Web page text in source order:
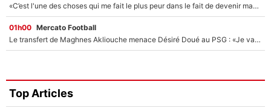
«C’est l'une des choses qui me fait le plus peur dans le fait de devenir maman» : En couple avec Antoine Dupont, Iris Mittenaere s'inquiète déjà pour ses futurs enfants !
01h00 Mercato Football
Le transfert de Maghnes Akliouche menace Désiré Doué au PSG : «Je valide à 200%»
Top Articles